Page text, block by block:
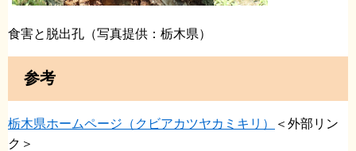
食害と脱出孔（写真提供：栃木県）
参考
栃木県ホームページ（クビアカツヤカミキリ）
＜外部リン
ク＞